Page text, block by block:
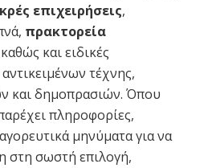
επιχειρήσεις,
πρακτορεία
και ειδικές
τέχνης,
και δημοπρασιών. Όπου
πληροφορίες,
μηνύματα για να
στη σωστή επιλογή,